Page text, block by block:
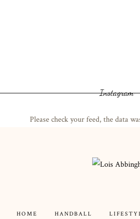
Instagram
Please check your feed, the data
HOME HANDBALL